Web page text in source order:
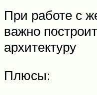
При работе с
важно
архитектуру
Плюсы: